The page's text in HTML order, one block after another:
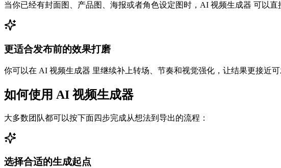
当你已经有封面图、产品图、海报或者角色设定图时，AI 视频生成器 可以
更适合发布前的效果打磨
你可以在 AI 视频生成器 里继续补上转场、节奏和视觉强化，让结果更接近
如何使用 AI 视频生成器
大多数团队都可以按下面四步完成从想法到导出的流程：
选择合适的生成起点